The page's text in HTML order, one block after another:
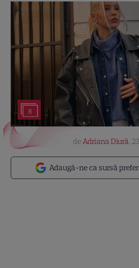
8
Adaugă-ne ca sursă
deAdriana Diură,